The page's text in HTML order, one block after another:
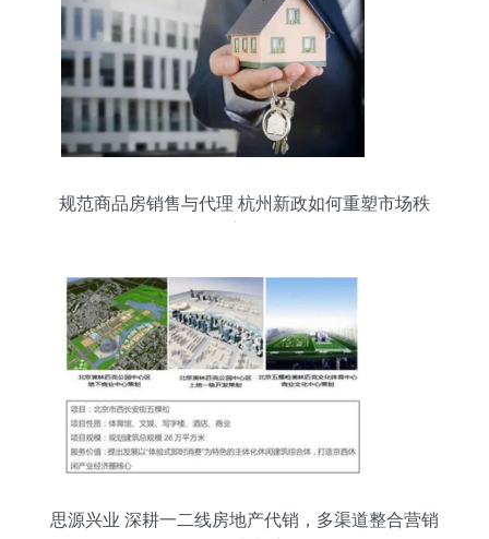
规范商品房销售与代理 杭州新政如何重塑市场秩
思源兴业 深耕一二线房地产代销，多渠道整合营销